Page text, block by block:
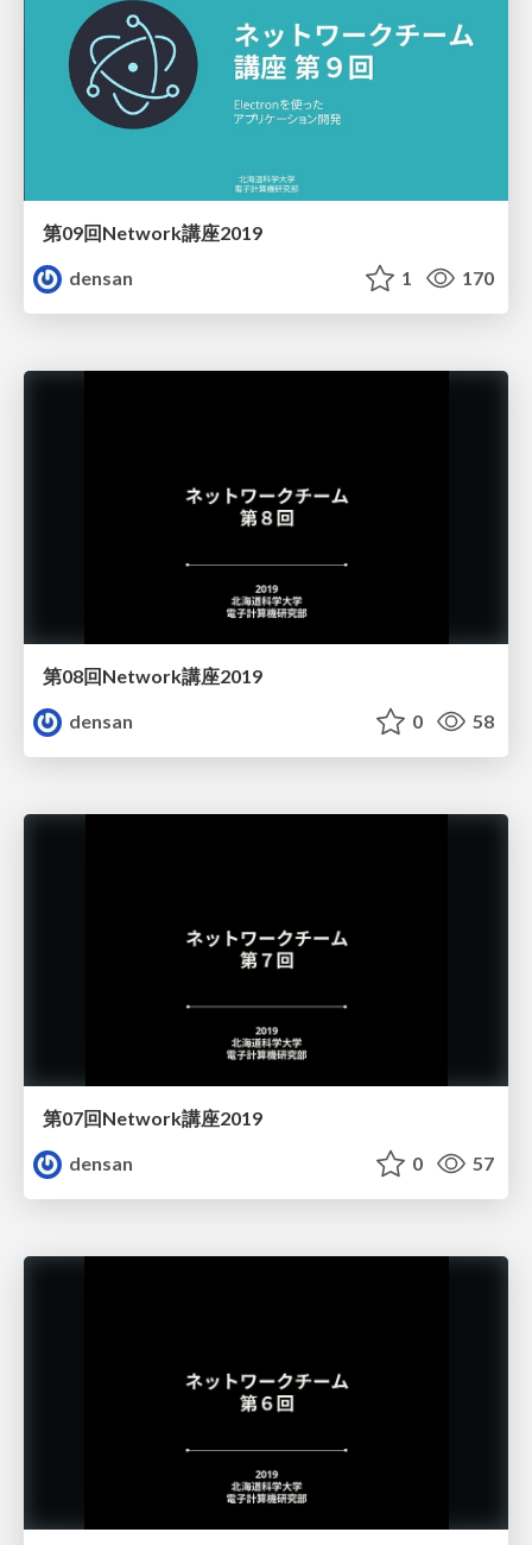
第09回Network講座2019
densan
1 170
第08回Network講座2019
densan
0 58
第07回Network講座2019
densan
0 57